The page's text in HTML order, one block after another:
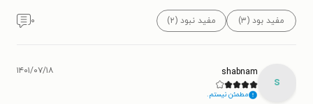
مفید بود (۳) مفید نبود (۲) ۰
s
shabnam
مطمئن نیستم.
۱۴۰۱/۰۷/۱۸